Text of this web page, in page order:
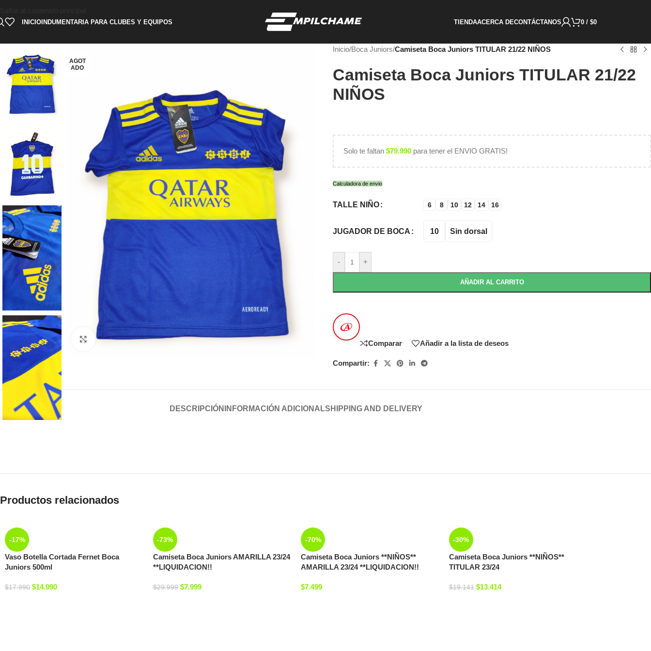
INICIOINDUMENTARIA PARA CLUBES Y EQUIPOS TIENDAACERCA DECONTÁCTANOS 0 / $0
AGOT
ADO
Haga clic para ampliar
Inicio/Boca Juniors/Camiseta Boca Juniors TITULAR 21/22 NIÑOS
Camiseta Boca Juniors TITULAR 21/22
NIÑOS
Solo te faltan $79.990 para tener el ENVIO GRATIS!
Calculadora de envio
TALLE NIÑO 6 8 10 12 14 16
JUGADOR DE BOCA 10 Sin dorsal
- +
AÑADIR AL CARRITO
Comparar Añadir a la lista de deseos
Compartir:
DESCRIPCIÓN INFORMACIÓN ADICIONALSHIPPING AND DELIVERY
Productos relacionados
-17%
Vaso Botella Cortada Fernet Boca
Juniors 500ml
$17.990 $14.990
-73%
Camiseta Boca Juniors AMARILLA 23/24
**LIQUIDACION!!
$29.999 $7.999
-70%
Camiseta Boca Juniors **NIÑOS**
AMARILLA 23/24 **LIQUIDACION!!
$7.499
-30%
Camiseta Boca Juniors **NIÑOS**
TITULAR 23/24
$19.141 $13.414